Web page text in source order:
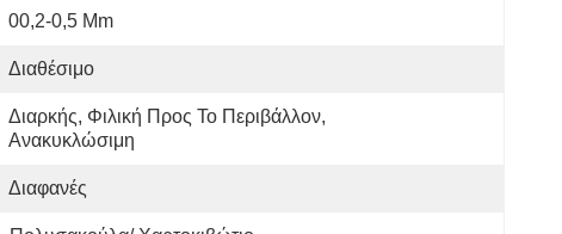
00,2-0,5 Mm
Διαθέσιμο
Διαρκής, Φιλική Προς Το Περιβάλλον,
Ανακυκλώσιμη
Διαφανές